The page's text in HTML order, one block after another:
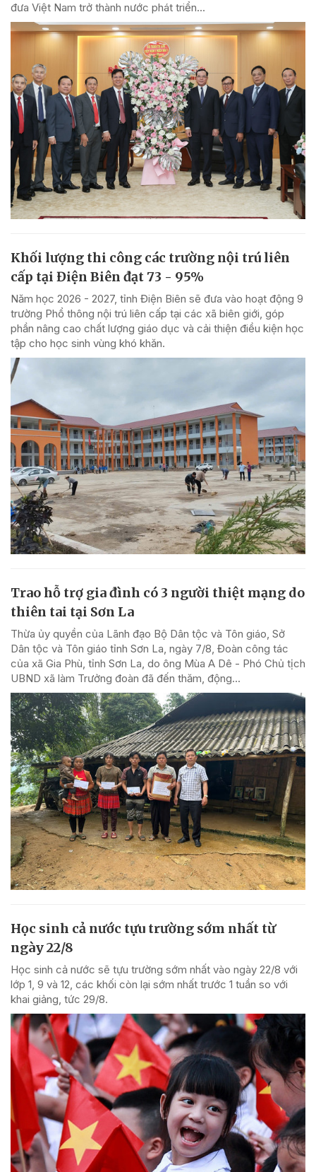
đưa Việt Nam trở thành nước phát triển...
Khối lượng thi công các trường nội trú liên
cấp tại Điện Biên đạt 73 - 95%
Năm học 2026 - 2027, tỉnh Điện Biên sẽ đưa vào hoạt động 9
trường Phổ thông nội trú liên cấp tại các xã biên giới, góp
phần nâng cao chất lượng giáo dục và cải thiện điều kiện học
tập cho học sinh vùng khó khăn.
Trao hỗ trợ gia đình có 3 người thiệt mạng do
thiên tai tại Sơn La
Thừa ủy quyền của Lãnh đạo Bộ Dân tộc và Tôn giáo, Sở
Dân tộc và Tôn giáo tỉnh Sơn La, ngày 7/8, Đoàn công tác
của xã Gia Phù, tỉnh Sơn La, do ông Mùa A Dê - Phó Chủ tịch
UBND xã làm Trưởng đoàn đã đến thăm, động...
Học sinh cả nước tựu trường sớm nhất từ
ngày 22/8
Học sinh cả nước sẽ tựu trường sớm nhất vào ngày 22/8 với
lớp 1, 9 và 12, các khối còn lại sớm nhất trước 1 tuần so với
khai giảng, tức 29/8.